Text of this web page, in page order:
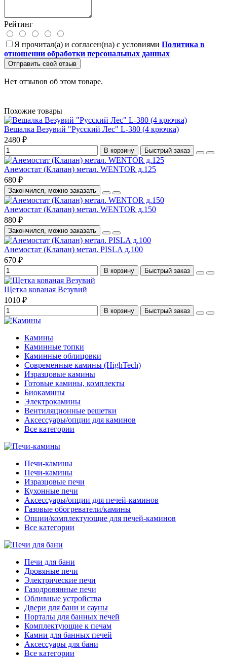
Рейтинг
Я прочитал(а) и согласен(на) с условиями Политика в
отношении обработки персональных данных
Отправить свой отзыв
Нет отзывов об этом товаре.
Похожие товары
Вешалка Везувий "Русский Лес" L-380 (4 крючка)
2480 ₽
В корзину Быстрый заказ
Анемостат (Клапан) метал. WENTOR д.125
680 ₽
Закончился, можно заказать
Анемостат (Клапан) метал. WENTOR д.150
880 ₽
Закончился, можно заказать
Анемостат (Клапан) метал. PISLA д.100
670 ₽
В корзину Быстрый заказ
Щетка кованая Везувий
1010 ₽
В корзину Быстрый заказ
Камины
Каминные топки
Каминные облицовки
Современные камины (HighTech)
Изразцовые камины
Готовые камины, комплекты
Биокамины
Электрокамины
Вентиляционные решетки
Аксессуары/опции для каминов
Все категории
Печи-камины
Печи-камины
Изразцовые печи
Кухонные печи
Аксессуары/опции для печей-каминов
Газовые обогреватели/камины
Опции/комплектующие для печей-каминов
Все категории
Печи для бани
Дровяные печи
Электрические печи
Газодровянные печи
Обливные устройства
Двери для бани и сауны
Порталы для банных печей
Комплектующие к печам
Камни для банных печей
Аксессуары для бани
Все категории